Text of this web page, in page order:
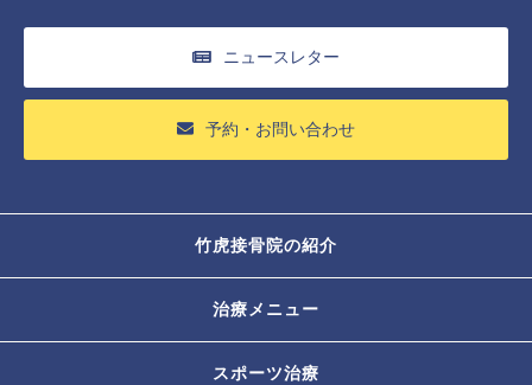
ニュースレター
予約・お問い合わせ
竹虎接骨院の紹介
治療メニュー
スポーツ治療